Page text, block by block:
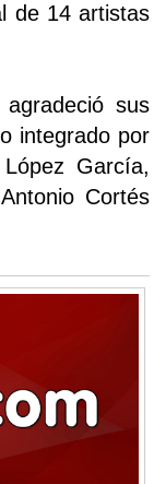
de 14 artistas
sus
integrado por
García,
Cortés